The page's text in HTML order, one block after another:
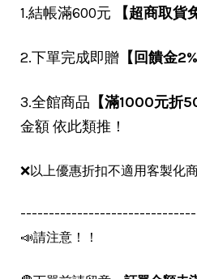
1.結帳滿600元 【超商取貨
2.下單完成即贈 【回饋金2%
3.全館商品 【滿1000元折
金額 依此類推！
❌以上優惠折扣不適用客製化
📣請注意！！